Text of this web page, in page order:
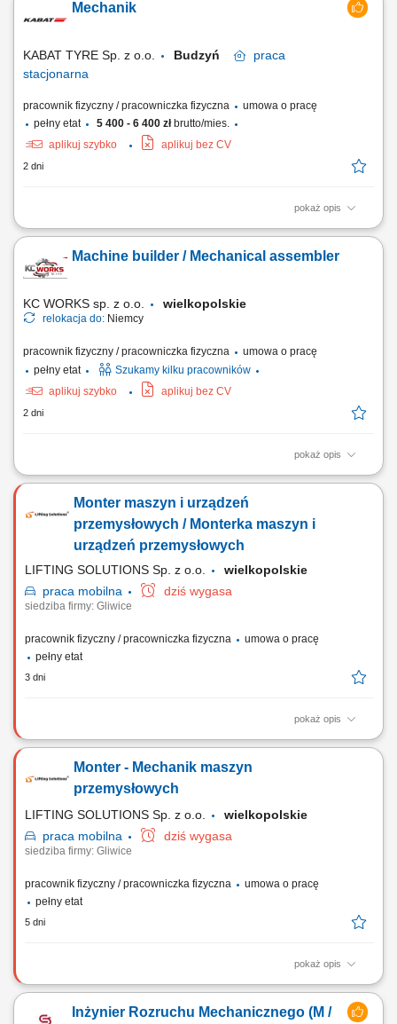
konserwacyjnych i diagnostyki; Realizacja przezbrojeń oraz regulacji
Mechanik
KABAT TYRE Sp. z o.o. Budzyń
praca
stacjonarna
pracownik fizyczny / pracowniczka fizyczna
umowa o pracę
pełny etat
5 400 - 6 400 złbrutto/mies.
aplikuj szybko
aplikuj bez CV
2 dni
pokaż opis
Zadania, które przed Tobą postawimy: Usuwanie bieżących awarii
technicznych oraz prac konserwacyjnych. Przezbrojenia, regulacje i
diagnostyka urządzeń. Wdrażanie zmian i ulepszeń w maszynach i
Machine builder / Mechanical assembler
KC WORKS sp. z o.o. wielkopolskie
relokacja do: Niemcy
pracownik fizyczny / pracowniczka fizyczna
umowa o pracę
pełny etat
Szukamy kilku pracowników
aplikuj szybko
aplikuj bez CV
2 dni
pokaż opis
The work will be carried out at our production and assembly location in
mechanical components; Installation of machine parts according to
technical drawings; Mechanical fitting and assembly work; Assembly of
steel structures, piping, fans,...
Monter maszyn i urządzeń
przemysłowych / Monterka maszyn i
urządzeń przemysłowych
LIFTING SOLUTIONS Sp. z o.o.
wielkopolskie
praca mobilna dziś wygasa
siedziba firmy: Gliwice
pracownik fizyczny / pracowniczka fizyczna
umowa o pracę
pełny etat
3 dni
pokaż opis
Zadania Mechaniczny montaż urządzeń, maszyn oraz stanowisk
poszczególnych zespołów mechanicznych w kompletne systemy
produkcyjne; Bieżące diagnozowanie i samodzielne rozwiązywanie
Monter - Mechanik maszyn
przemysłowych
LIFTING SOLUTIONS Sp. z o.o.
wielkopolskie
praca mobilna dziś wygasa
siedziba firmy: Gliwice
pracownik fizyczny / pracowniczka fizyczna
umowa o pracę
pełny etat
5 dni
pokaż opis
Praca tylko i wyłącznie w delegacjach. Poszukujemy kandydatów z
doświadczeniem w realizacji projektów przemysłowych, gotowych do
pracy mobilnej na terenie całej Polski oraz Europy. Twoja praca na co
Inżynier Rozruchu Mechanicznego (M /